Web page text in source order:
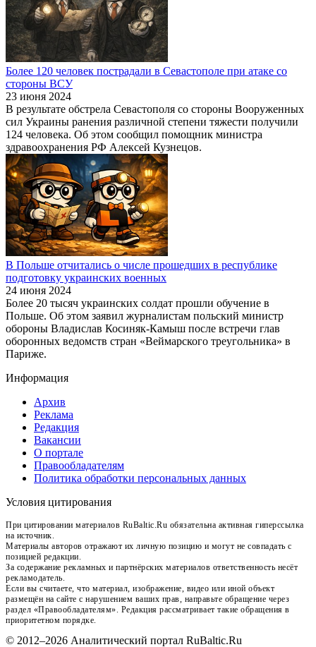
Более 120 человек пострадали в Севастополе при атаке со
стороны ВСУ
23 июня 2024
В результате обстрела Севастополя со стороны Вооруженных
сил Украины ранения различной степени тяжести получили
124 человека. Об этом сообщил помощник министра
здравоохранения РФ Алексей Кузнецов.
В Польше отчитались о числе прошедших в республике
подготовку украинских военных
24 июня 2024
Более 20 тысяч украинских солдат прошли обучение в
Польше. Об этом заявил журналистам польский министр
обороны Владислав Косиняк-Камыш после встречи глав
оборонных ведомств стран «Веймарского треугольника» в
Париже.
Информация
Архив
Реклама
Редакция
Вакансии
О портале
Правообладателям
Политика обработки персональных данных
Условия цитирования
При цитировании материалов RuBaltic.Ru обязательна активная гиперссылка
на источник.
Материалы авторов отражают их личную позицию и могут не совпадать с
позицией редакции.
За содержание рекламных и партнёрских материалов ответственность несёт
рекламодатель.
Если вы считаете, что материал, изображение, видео или иной объект
размещён на сайте с нарушением ваших прав, направьте обращение через
раздел «Правообладателям». Редакция рассматривает такие обращения в
приоритетном порядке.
© 2012–2026 Аналитический портал RuBaltic.Ru